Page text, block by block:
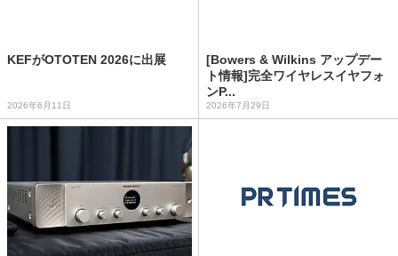
KEFがOTOTEN 2026に出展
2026年6月11日
[Bowers & Wilkins アップデー
ト情報]完全ワイヤレスイヤフォ
ンP...
2026年7月29日